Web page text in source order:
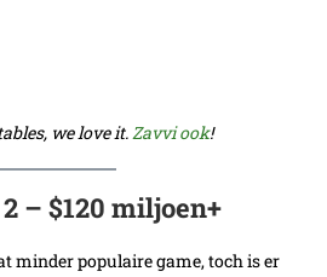
we love it. Zavvi ook!
– $120 miljoen+
minder populaire game, toch is er